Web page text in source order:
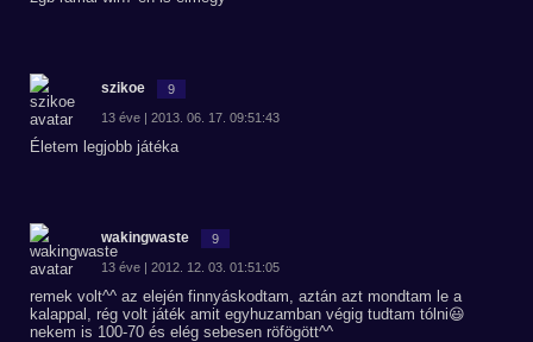
szikoe 9
13 éve | 2013. 06. 17. 09:51:43
Életem legjobb játéka
wakingwaste 9
13 éve | 2012. 12. 03. 01:51:05
remek volt^^ az elején finnyáskodtam, aztán azt mondtam le a
kalappal, rég volt játék amit egyhuzamban végig tudtam tólni😃
nekem is 100-70 és elég sebesen röfögött^^